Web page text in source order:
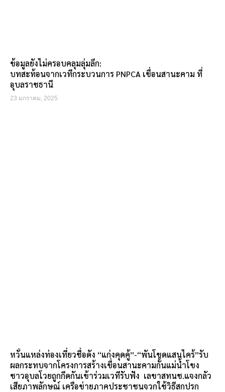
ข้อมูลยังไม่ครอบคลุมลุ่มลึก:
บทสะท้อนจากเวทีกระบวนการ PNPCA เขื่อนสานะคาม ที่
อุบลราชธานี
23 มกราคม, 2025
หวั่นแหล่งท่องเที่ยวชื่อดัง “แก่งคุดคู้”-“พันโขดแสนไคร้”รับ
ผลกระทบจากโครงการสร้างเขื่อนสานะคามกั้นแม่น้ำโขง
ชาวอุบลโวยถูกกีดกันเข้าร่วมเวทีรับฟัง เลขาสทนช.แจงกลัว
เสียภาพลักษณ์ เครือข่ายภาคประชาชนจวกใช้วิธีสกปรก